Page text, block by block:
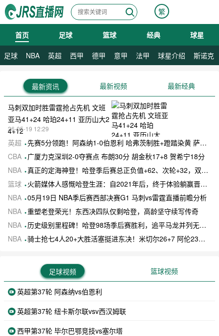
繁
首页 足球 篮球 经典 球星
足球 NBA 英超 西甲 德甲 意甲 法甲 球星介绍 斯诺克
最新资讯 最新视频 最新经典
马刺双加时胜雷霆抢占先机 文班
亚马41+24 哈珀24+11 亚历山大2
4+12
26-05-19 12:29
英超
先赛5分领跑！阿森纳1-0伯恩利 哈弗茨制胜+蹬踏染黄 萨卡献助攻
CBA
广厦力克深圳2-0夺赛点 布朗30分 胡金秋17+8 贺希宁18分
NBA 真正的定海神登！哈登季后赛总正负值+62、次轮+32，双数据领跑骑士全队
篮球
火箭媒体人感慨哈登生涯：自2021年后，终于体验躺赢晋级滋味
NBA 05月19日 NBA季后赛西部决赛G1 马刺vs雷霆直播前瞻分析
NBA 重塑老登荣光！东西决四队仅剩哈登，高龄坚守续写传奇
NBA
历史级别里程碑！哈登98场季后赛胜利，追平马龙并列无冠球员历史第一
NBA 骑士抢七4人20+大胜活塞挺进东决！米切尔26+7 阿伦23分 梅里尔23分 詹金斯17分
足球视频 篮球视频
英超第37轮 阿森纳vs伯恩利
英超第37轮 纽卡斯尔联vsv西汉姆联
西甲第37轮 毕尔巴鄂竞技vs塞尔塔
08月07日 星期五